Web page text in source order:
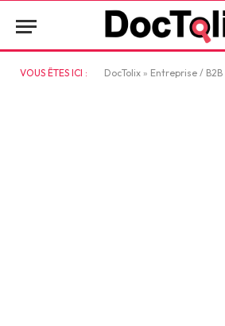
VOUS ÊTES ICI : DocTolix » Entreprise / B2B